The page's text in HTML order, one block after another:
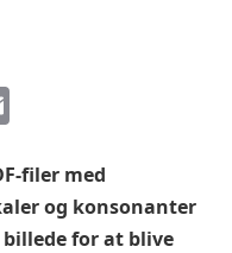
filer med
og konsonanter
for at blive